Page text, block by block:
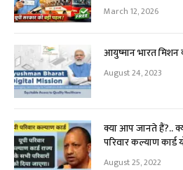
March 12, 2026
आयुष्मान भारत मिशन
August 24, 2023
क्या आप जानते हैं?..
परिवार कल्याण कार्ड
August 25, 2022